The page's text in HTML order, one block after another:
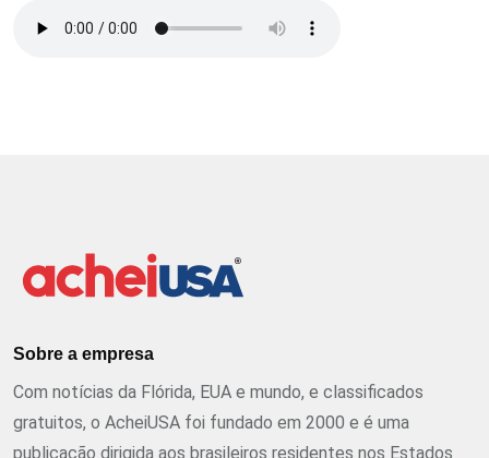
Sobre a empresa
Com notícias da Flórida, EUA e mundo, e classificados
gratuitos, o AcheiUSA foi fundado em 2000 e é uma
publicação dirigida aos brasileiros residentes nos Estados